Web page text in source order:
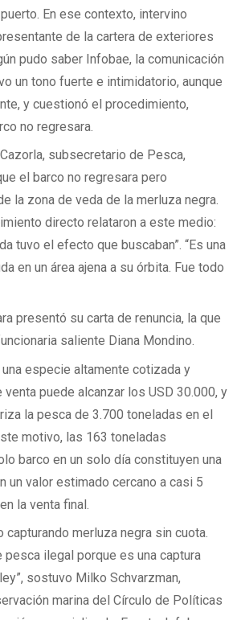
En ese contexto, intervino
de la cartera de exteriores
pudo saber Infobae, la comunicación
un tono fuerte e intimidatorio, aunque
y cuestionó el procedimiento,
no regresara.
subsecretario de Pesca,
el barco no regresara pero
la zona de veda de la merluza negra.
directo relataron a este medio:
tuvo el efecto que buscaban”. “Es una
en un área ajena a su órbita. Fue todo
presentó su carta de renuncia, la que
saliente Diana Mondino.
especie altamente cotizada y
puede alcanzar los USD 30.000, y
la pesca de 3.700 toneladas en el
motivo, las 163 toneladas
barco en un solo día constituyen una
un valor estimado cercano a casi 5
la venta final.
capturando merluza negra sin cuota.
pesca ilegal porque es una captura
sostuvo Milko Schvarzman,
marina del Círculo de Políticas